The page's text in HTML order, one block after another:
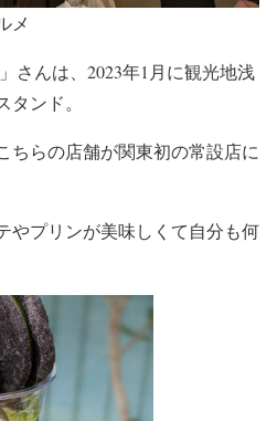
メ
さんは、2023年1月に観光地浅
ンド。
ちらの店舗が関東初の常設店に
やプリンが美味しくて自分も何